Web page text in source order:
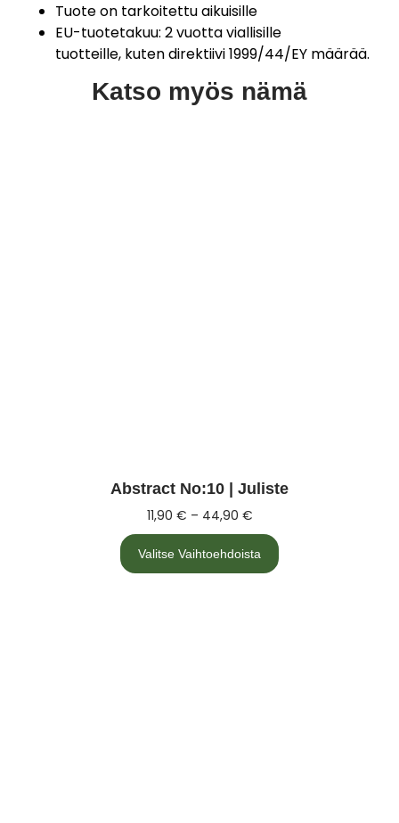
Tuote on tarkoitettu aikuisille
EU-tuotetakuu: 2 vuotta viallisille
tuotteille, kuten direktiivi 1999/44/EY määrää.
Katso myös nämä
Abstract No:10 | Juliste
11,90 € – 44,90 €
Valitse Vaihtoehdoista